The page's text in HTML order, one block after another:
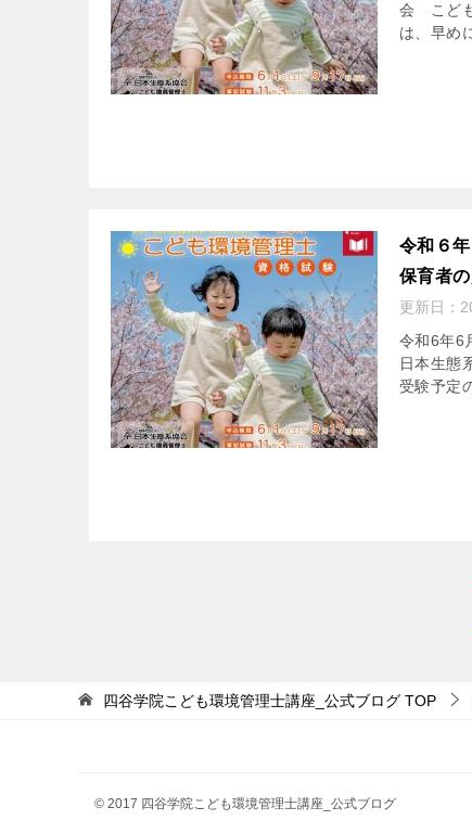
会 こども
は、早め
令和６
保育者
更新日：
令和6年6
日本生態
受験予定
四谷学院こども環境管理士講座_公式ブログ TOP
© 2017 四谷学院こども環境管理士講座_公式ブログ